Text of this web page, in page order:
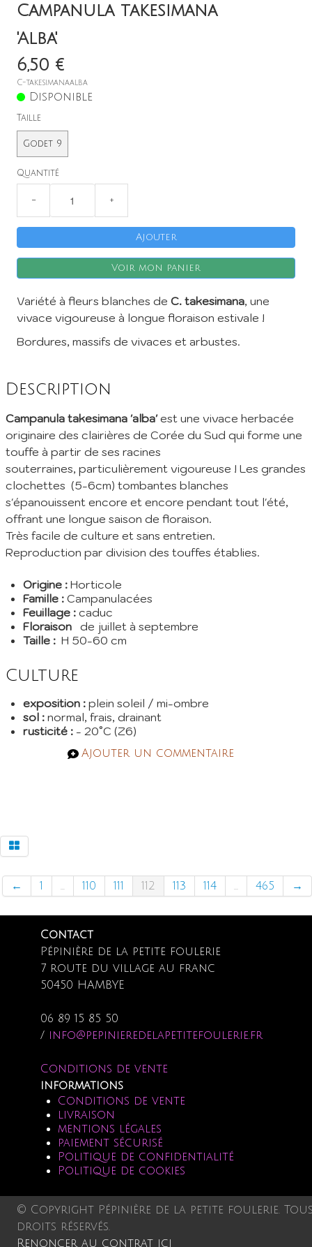
Campanula takesimana
'Alba'
6,50 €
C-takesimanaalba
Disponible
Taille
Godet 9
Quantité
− +
Ajouter
Voir mon panier
Variété à fleurs blanches de C. takesimana, une
vivace vigoureuse à longue floraison estivale !
Bordures, massifs de vivaces et arbustes.
Description
Campanula takesimana 'alba'est une vivace herbacée
originaire des clairières de Corée du Sud qui forme une
touffe à partir de ses racines
souterraines, particulièrement vigoureuse ! Les grandes
clochettes (5-6cm) tombantes blanches
s'épanouissent encore et encore pendant tout l'été,
offrant une longue saison de floraison.
Très facile de culture et sans entretien.
Reproduction par division des touffes établies.
Origine : Horticole
Famille : Campanulacées
Feuillage : caduc
Floraison de juillet à septembre
Taille : H 50-60 cm
Culture
exposition : plein soleil / mi-ombre
sol : normal, frais, drainant
rusticité : - 20°C (Z6)
Ajouter un commentaire
← 1 ... 110 111 112 113 114 ... 465 →
Contact
Pépinière de la petite foulerie
7 route du village au franc
50450 HAMBYE
06 89 15 85 50
/ info@pepinieredelapetitefoulerie.fr
Conditions de vente
informations
Conditions de vente
livraison
mentions légales
paiement sécurisé
Politique de confidentialité
Politique de cookies
© Copyright Pépinière de la petite foulerie.
droits réservés.
Renoncer au contrat ici
Inscription à la Newsletter
catalogue, fêtes des plantes à venir, promos et réductions en
cours... (1 mail/ mois max)
EMail :
Je m'abonne
En envoyant mes informations, j'accepte votre Politique de confidentialité